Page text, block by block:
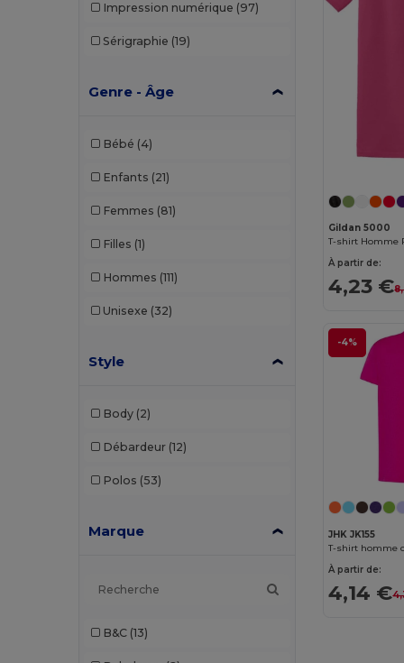
Impression numérique (97)
Sérigraphie (19)
Genre - Âge
Bébé (4)
Enfants (21)
Femmes (81)
Filles (1)
Hommes (111)
Unisexe (32)
Style
Body (2)
Débardeur (12)
Polos (53)
Marque
B&C (13)
Gildan 5000
À partir de:
4,23 €
-4%
JHK JK155
T-shirt homme
À partir de:
4,14 €